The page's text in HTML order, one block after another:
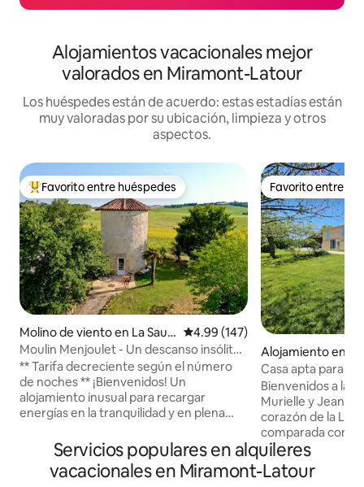
Alojamientos vacacionales mejor
valorados en Miramont-Latour
Los huéspedes están de acuerdo: estas estadías están
muy valoradas por su ubicación, limpieza y otros
aspectos.
Favorito entre huéspedes preferido
Favorito entre huéspedes
Molino de viento en La Sauv
etat
Calificación promedio: 4.99 de
4.99 (147)
Moulin Menjoulet - Un descanso insólito
en la calma
** Tarifa decreciente según el número
de noches ** ¡Bienvenidos! Un
alojamiento inusual para recargar
energías en la tranquilidad y en plena
placeres simples lejos de la multitud.
Molino equipado para 3 personas (e
incluso 4 con un bebé en una cuna
Favorito entre
Favorito entre
Alojamiento en
Casa apta para
habitaciones,
con movilidad
Bienvenidos a la
Murielle y Jean-
corazón de la
comparada con la
italiana. Antigua granja de ganado
convertida en
ideal para recibir
Servicios populares en alquileres
vacacionales en Miramont-Latour